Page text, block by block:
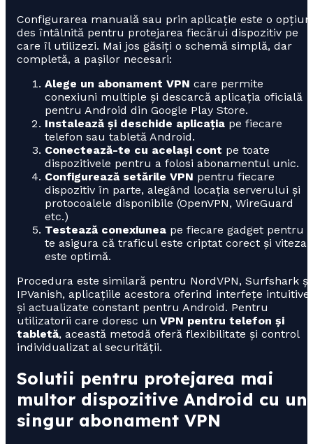
Configurarea manuală sau prin aplicație este o
des întâlnită pentru protejarea fiecărui dispozitiv pe
care îl utilizezi. Mai jos găsiți o schemă simplă, dar
completă, a pașilor necesari:
Alege un abonament VPN care permite
conexiuni multiple și descarcă aplicația oficială
pentru Android din Google Play Store.
Instalează și deschide aplicația pe fiecare
telefon sau tabletă Android.
Conectează-te cu același cont pe toate
dispozitivele pentru a folosi abonamentul unic.
Configurează setările VPN pentru fiecare
dispozitiv în parte, alegând locația serverului și
protocoalele disponibile (OpenVPN, WireGuard
etc.)
Testează conexiunea pe fiecare gadget pentru a
te asigura că traficul este criptat corect și viteza
este optimă.
Procedura este similară pentru NordVPN, Surfshark și
IPVanish, aplicațiile acestora oferind interfețe intuitive
și actualizate constant pentru Android. Pentru
utilizatorii care doresc un VPN pentru telefon și
tabletă, această metodă oferă flexibilitate și control
individualizat al securității.
Solutii pentru protejarea mai
multor dispozitive Android cu un
singur abonament VPN